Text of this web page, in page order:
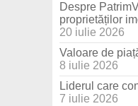
Despre
proprietăților
20 iulie 2026
Valoare de
8 iulie 2026
Liderul care
7 iulie 2026